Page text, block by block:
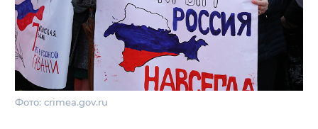
Фото: crimea.gov.ru